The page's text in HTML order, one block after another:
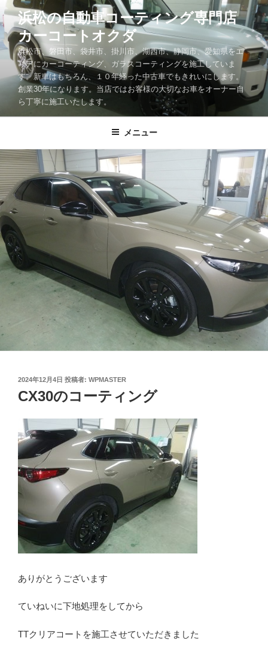
ン
テ
ン
へ
浜松の自動車コーティング専門店
カーコートオクダ
浜松市、磐田市、袋井市、掛川市、湖西市、静岡市、愛知県をエ
リアにカーコーティング、ガラスコーティングを施工していま
す。新車はもちろん、１０年経った中古車でもきれいにします。
創業30年になります。当店ではお客様の大切なお車をオーナー自
ら丁寧に施工いたします。
メニュー
投
稿
日:
2024年12月4日 投稿者: WPMASTER
CX30のコーティング
ありがとうございます
ていねいに下地処理をしてから
TTクリアコートを施工させていただきました